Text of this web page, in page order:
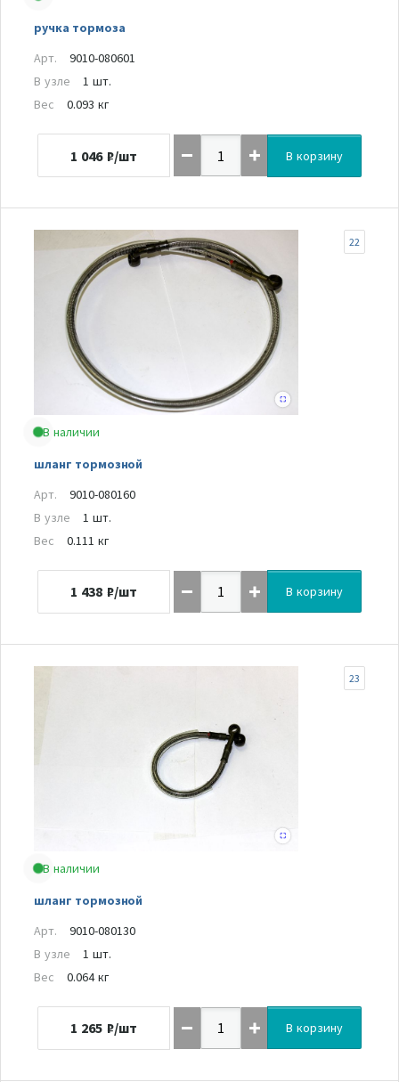
ручка тормоза
Арт.
9010-080601
В узле
1 шт.
Вес
0.093 кг
1 046 ₽/шт В корзину
В наличии
шланг тормозной
22
Арт.
9010-080160
В узле
1 шт.
Вес
0.111 кг
1 438 ₽/шт В корзину
В наличии
шланг тормозной
23
Арт.
9010-080130
В узле
1 шт.
Вес
0.064 кг
1 265 ₽/шт В корзину